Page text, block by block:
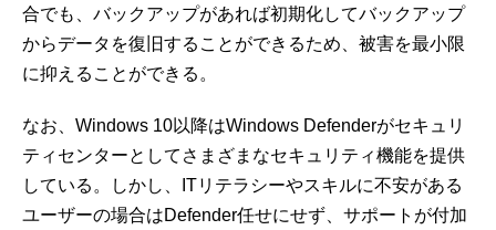
合でも、バックアップがあれば初期化してバックアップ
からデータを復旧することができるため、被害を最小限
に抑えることができる。
なお、Windows 10以降はWindows Defenderがセキュリ
ティセンターとしてさまざまなセキュリティ機能を提供
している。しかし、ITリテラシーやスキルに不安がある
ユーザーの場合はDefender任せにせず、サポートが付加